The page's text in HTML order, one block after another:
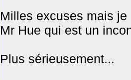
Milles excuses mais
Mr Hue qui est un
Plus sérieusement...